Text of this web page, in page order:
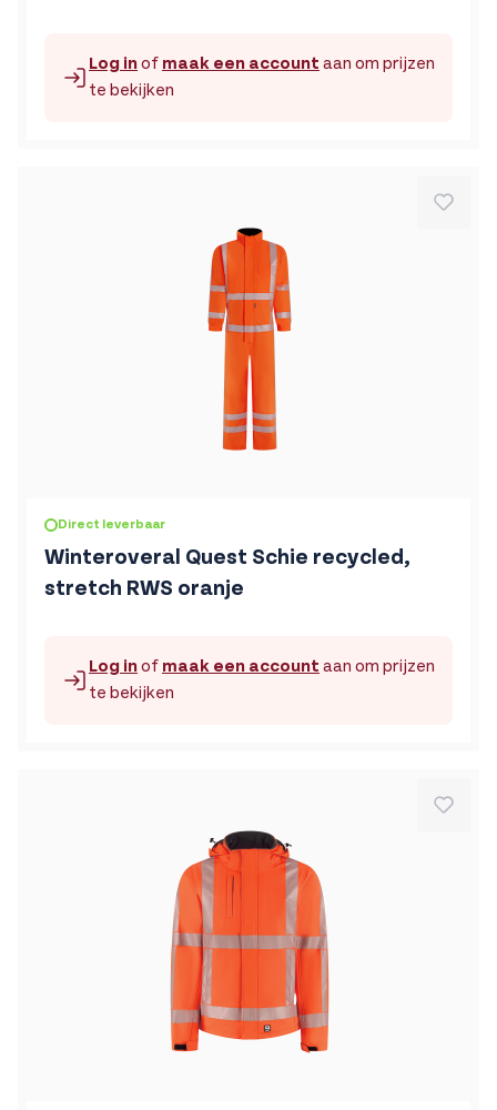
Log inof maak een account aan om prijzen
te bekijken
Direct leverbaar
Winteroveral Quest Schie recycled,
stretch RWS oranje
De prijs is afhankelijk van de gekozen opties op de
Log inof maak een account aan om prijzen
te bekijken